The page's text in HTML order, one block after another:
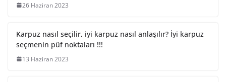
26 Haziran 2023
Karpuz nasıl seçilir, iyi karpuz nasıl anlaşılır? İyi karpuz
seçmenin püf noktaları !!!
13 Haziran 2023